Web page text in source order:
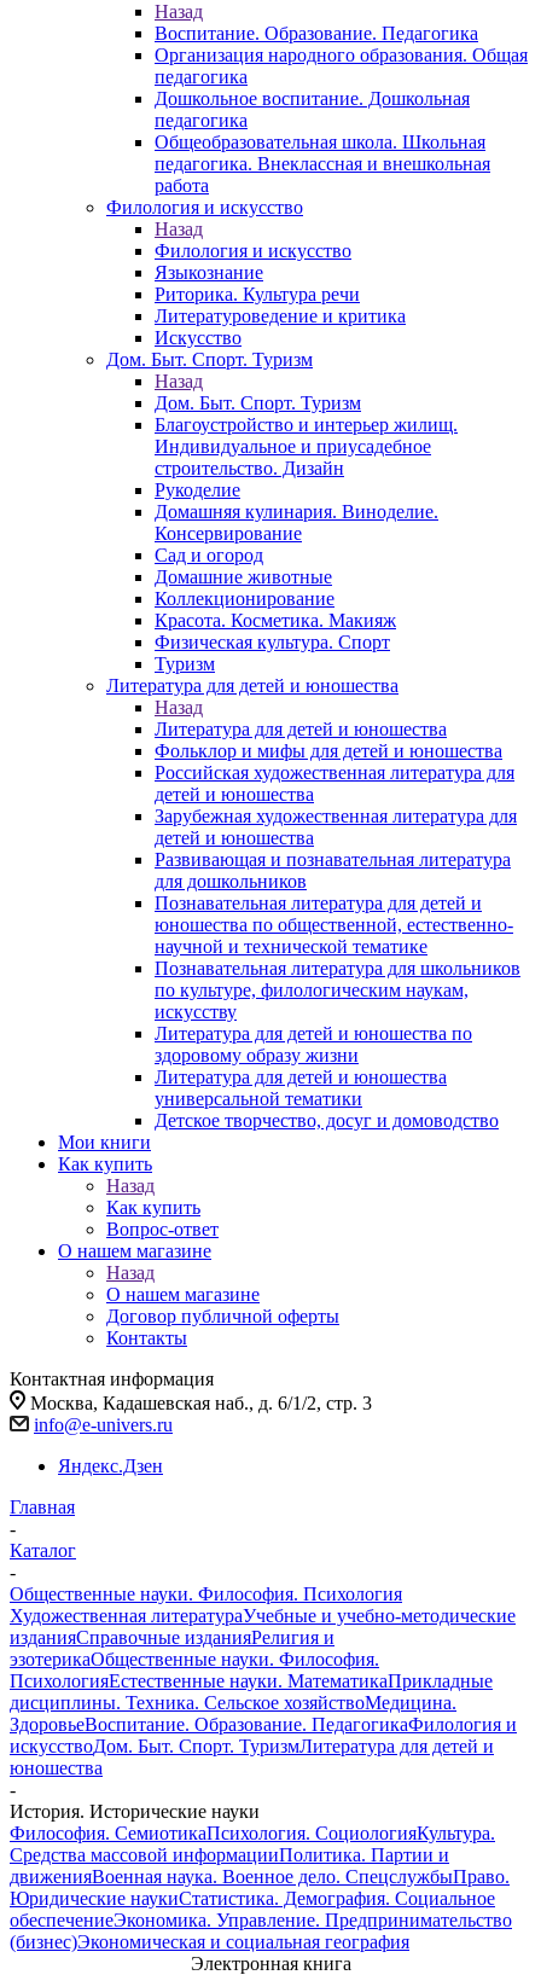
Назад
Воспитание. Образование. Педагогика
Организация народного образования. Общая
педагогика
Дошкольное воспитание. Дошкольная
педагогика
Общеобразовательная школа. Школьная
педагогика. Внеклассная и внешкольная
работа
Филология и искусство
Назад
Филология и искусство
Языкознание
Риторика. Культура речи
Литературоведение и критика
Искусство
Дом. Быт. Спорт. Туризм
Назад
Дом. Быт. Спорт. Туризм
Благоустройство и интерьер жилищ.
Индивидуальное и приусадебное
строительство. Дизайн
Рукоделие
Домашняя кулинария. Виноделие.
Консервирование
Сад и огород
Домашние животные
Коллекционирование
Красота. Косметика. Макияж
Физическая культура. Спорт
Туризм
Литература для детей и юношества
Назад
Литература для детей и юношества
Фольклор и мифы для детей и юношества
Российская художественная литература для
детей и юношества
Зарубежная художественная литература для
детей и юношества
Развивающая и познавательная литература
для дошкольников
Познавательная литература для детей и
юношества по общественной, естественно-
научной и технической тематике
Познавательная литература для школьников
по культуре, филологическим наукам,
искусству
Литература для детей и юношества по
здоровому образу жизни
Литература для детей и юношества
универсальной тематики
Детское творчество, досуг и домоводство
Мои книги
Как купить
Назад
Как купить
Вопрос-ответ
О нашем магазине
Назад
О нашем магазине
Договор публичной оферты
Контакты
Контактная информация
Москва, Кадашевская наб., д. 6/1/2, стр. 3
info@e-univers.ru
Яндекс.Дзен
Главная
-
Каталог
-
Общественные науки. Философия. Психология
Художественная литератураУчебные и учебно-методические
изданияСправочные изданияРелигия и
эзотерикаОбщественные науки. Философия.
ПсихологияЕстественные науки. МатематикаПрикладные
дисциплины. Техника. Сельское хозяйствоМедицина.
ЗдоровьеВоспитание. Образование. ПедагогикаФилология и
искусствоДом. Быт. Спорт. ТуризмЛитература для детей и
юношества
-
История. Исторические науки
Философия. СемиотикаПсихология. СоциологияКультура.
Средства массовой информацииПолитика. Партии и
движенияВоенная наука. Военное дело. СпецслужбыПраво.
Юридические наукиСтатистика. Демография. Социальное
обеспечениеЭкономика. Управление. Предпринимательство
(бизнес)Экономическая и социальная география
Электронная книга